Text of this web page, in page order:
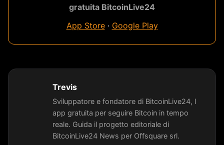
gratuita BitcoinLive24
App Store· Google Play
Trevis
Sviluppatore e fondatore di BitcoinLive24, l
app gratuita per seguire Bitcoin in tempo
reale. Guida il progetto editoriale di
BitcoinLive24 News per Offsquare srl.